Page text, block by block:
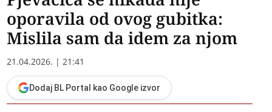
oporavila od ovog gubitka:
Mislila sam da idem za njom
21.04.2026. | 21:41
Dodaj BL Portal kao Google izvor